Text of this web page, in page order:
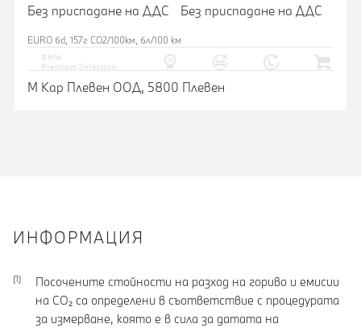
Без приспадане на ДДС Без приспадане на ДДС
EURO 6d, 157г CO2/100км, 6л/100 км
М Кар Плевен ООД, 5800 Плевен
ИНФОРМАЦИЯ
Посочените стойности на разход на гориво и емисии
на CO₂ са определени в съответствие с процедурата
за измерване, която е в сила за датата на